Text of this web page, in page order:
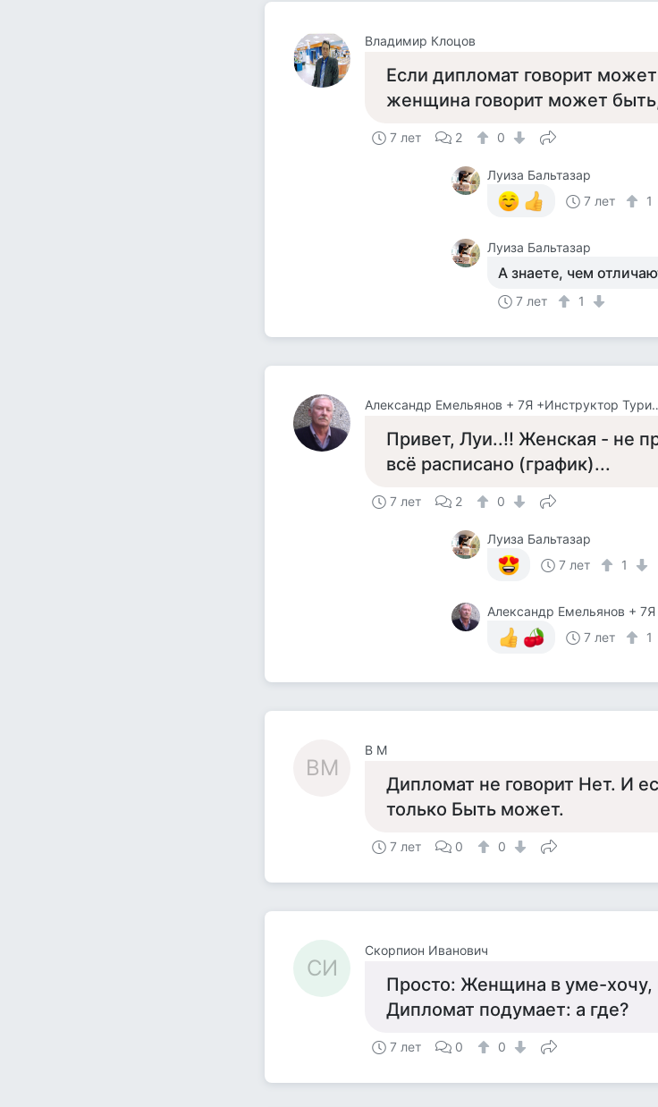
Владимир Клоцов
Если дипломат говорит
женщина говорит может
7 лет 2 0
Луиза Бальтазар
7 лет
1
Луиза Бальтазар
А знаете, чем
7 лет 1
Александр
Привет, Луи..!! Женская - не
всё расписано (график)...
7 лет 2 0
Луиза Бальтазар
7 лет
1
7 лет
1
ВМ
В М
Дипломат не говорит Нет. И
только Быть может.
7 лет 0 0
СИ
Скорпион Иванович
Просто: Женщина в уме-хочу,
Дипломат подумает: а где?
7 лет 0 0